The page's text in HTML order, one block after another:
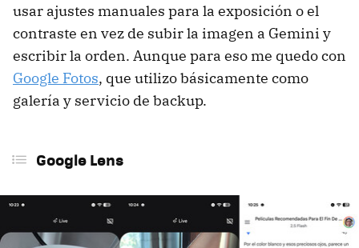
usar ajustes manuales para la exposición o el
contraste en vez de subir la imagen a Gemini y
escribir la orden. Aunque para eso me quedo con
Google Fotos, que utilizo básicamente como
galería y servicio de backup.
Google Lens